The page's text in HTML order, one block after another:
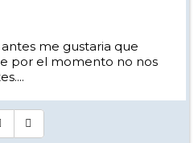
me gustaria que
por el momento no nos